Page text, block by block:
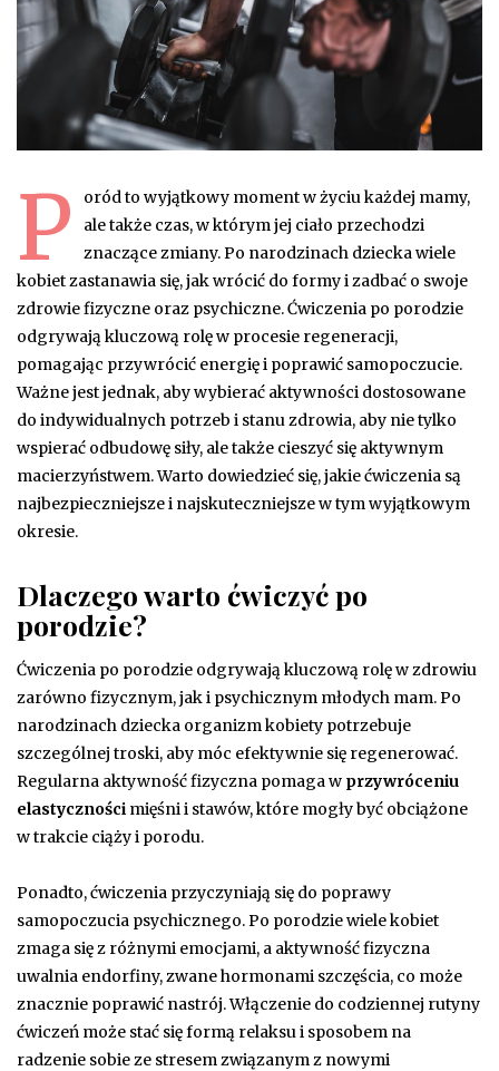
P
oród to wyjątkowy moment w życiu każdej mamy,
ale także czas, w którym jej ciało przechodzi
znaczące zmiany. Po narodzinach dziecka wiele
kobiet zastanawia się, jak wrócić do formy i zadbać o swoje
zdrowie fizyczne oraz psychiczne. Ćwiczenia po porodzie
odgrywają kluczową rolę w procesie regeneracji,
pomagając przywrócić energię i poprawić samopoczucie.
Ważne jest jednak, aby wybierać aktywności dostosowane
do indywidualnych potrzeb i stanu zdrowia, aby nie tylko
wspierać odbudowę siły, ale także cieszyć się aktywnym
macierzyństwem. Warto dowiedzieć się, jakie ćwiczenia są
najbezpieczniejsze i najskuteczniejsze w tym wyjątkowym
okresie.
Dlaczego warto ćwiczyć po
porodzie?
Ćwiczenia po porodzie odgrywają kluczową rolę w zdrowiu
zarówno fizycznym, jak i psychicznym młodych mam. Po
narodzinach dziecka organizm kobiety potrzebuje
szczególnej troski, aby móc efektywnie się regenerować.
Regularna aktywność fizyczna pomaga w przywróceniu
elastyczności mięśni i stawów, które mogły być obciążone
w trakcie ciąży i porodu.
Ponadto, ćwiczenia przyczyniają się do poprawy
samopoczucia psychicznego. Po porodzie wiele kobiet
zmaga się z różnymi emocjami, a aktywność fizyczna
uwalnia endorfiny, zwane hormonami szczęścia, co może
znacznie poprawić nastrój. Włączenie do codziennej rutyny
ćwiczeń może stać się formą relaksu i sposobem na
radzenie sobie ze stresem związanym z nowymi